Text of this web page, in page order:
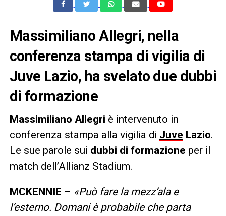
Massimiliano Allegri, nella
conferenza stampa di vigilia di
Juve Lazio, ha svelato due dubbi
di formazione
Massimiliano Allegri è intervenuto in
conferenza stampa alla vigilia di Juve Lazio.
Le sue parole sui dubbi di formazione per il
match dell’Allianz Stadium.
MCKENNIE – «Può fare la mezz’ala e
l’esterno. Domani è probabile che parta